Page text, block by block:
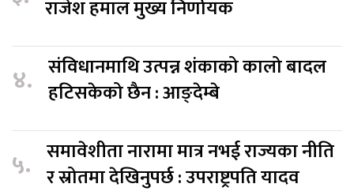
राजेश हमाल मुख्य निर्णायक
४. संविधानमाथि उत्पन्न शंकाको कालो बादल
हटिसकेको छैन : आङ्देम्बे
५. समावेशीता नारामा मात्र नभई राज्यका नीति
र स्रोतमा देखिनुपर्छ : उपराष्ट्रपति यादव